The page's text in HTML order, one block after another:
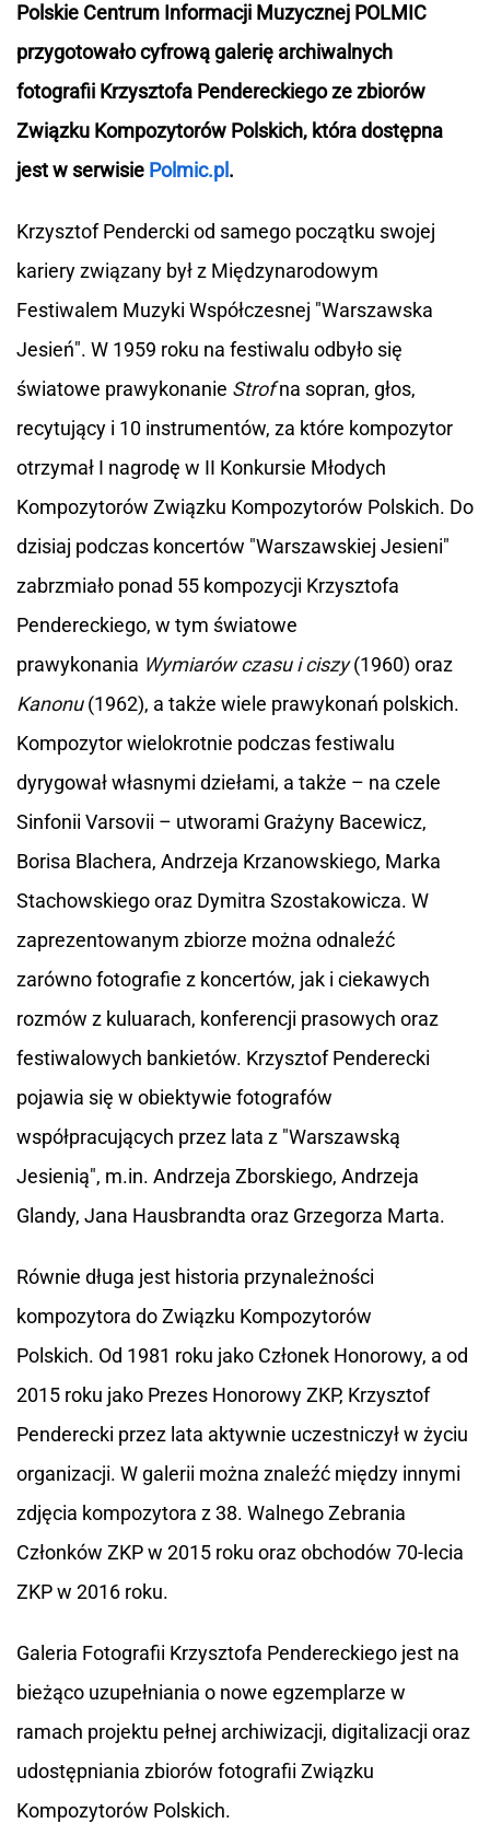
Polskie Centrum Informacji Muzycznej POLMIC
przygotowało cyfrową galerię archiwalnych
fotografii Krzysztofa Pendereckiego ze zbiorów
Związku Kompozytorów Polskich, która dostępna
jest w serwisie Polmic.pl .
Krzysztof Pendercki od samego początku swojej
kariery związany był z Międzynarodowym
Festiwalem Muzyki Współczesnej "Warszawska
Jesień". W 1959 roku na festiwalu odbyło się
światowe prawykonanie Strofna sopran, głos,
recytujący i 10 instrumentów, za które kompozytor
otrzymał I nagrodę w II Konkursie Młodych
Kompozytorów Związku Kompozytorów Polskich. Do
dzisiaj podczas koncertów "Warszawskiej Jesieni"
zabrzmiało ponad 55 kompozycji Krzysztofa
Pendereckiego, w tym światowe
prawykonania Wymiarów czasu i ciszy(1960) oraz
Kanonu (1962), a także wiele prawykonań polskich.
Kompozytor wielokrotnie podczas festiwalu
dyrygował własnymi dziełami, a także – na czele
Sinfonii Varsovii – utworami Grażyny Bacewicz,
Borisa Blachera, Andrzeja Krzanowskiego, Marka
Stachowskiego oraz Dymitra Szostakowicza. W
zaprezentowanym zbiorze można odnaleźć
zarówno fotografie z koncertów, jak i ciekawych
rozmów z kuluarach, konferencji prasowych oraz
festiwalowych bankietów. Krzysztof Penderecki
pojawia się w obiektywie fotografów
współpracujących przez lata z "Warszawską
Jesienią", m.in. Andrzeja Zborskiego, Andrzeja
Glandy, Jana Hausbrandta oraz Grzegorza Marta.
Równie długa jest historia przynależności
kompozytora do Związku Kompozytorów
Polskich. Od 1981 roku jako Członek Honorowy, a od
2015 roku jako Prezes Honorowy ZKP, Krzysztof
Penderecki przez lata aktywnie uczestniczył w życiu
organizacji. W galerii można znaleźć między innymi
zdjęcia kompozytora z 38. Walnego Zebrania
Członków ZKP w 2015 roku oraz obchodów 70-lecia
ZKP w 2016 roku.
Galeria Fotografii Krzysztofa Pendereckiego jest na
bieżąco uzupełniania o nowe egzemplarze w
ramach projektu pełnej archiwizacji, digitalizacji oraz
udostępniania zbiorów fotografii Związku
Kompozytorów Polskich.